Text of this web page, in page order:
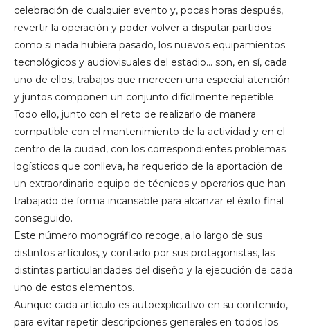
celebración de cualquier evento y, pocas horas después,
revertir la operación y poder volver a disputar partidos
como si nada hubiera pasado, los nuevos equipamientos
tecnológicos y audiovisuales del estadio... son, en sí, cada
uno de ellos, trabajos que merecen una especial atención
y juntos componen un conjunto difícilmente repetible.
Todo ello, junto con el reto de realizarlo de manera
compatible con el mantenimiento de la actividad y en el
centro de la ciudad, con los correspondientes problemas
logísticos que conlleva, ha requerido de la aportación de
un extraordinario equipo de técnicos y operarios que han
trabajado de forma incansable para alcanzar el éxito final
conseguido.
Este número monográfico recoge, a lo largo de sus
distintos artículos, y contado por sus protagonistas, las
distintas particularidades del diseño y la ejecución de cada
uno de estos elementos.
Aunque cada artículo es autoexplicativo en su contenido,
para evitar repetir descripciones generales en todos los